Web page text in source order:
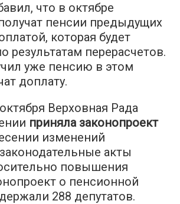
что в октябре
пенсии предыдущих
которая будет
результатам перерасчетов.
уже пенсию в этом
доплату.
Верховная Рада
приняла законопроект
изменений
акты
повышения
о пенсионной
288 депутатов.